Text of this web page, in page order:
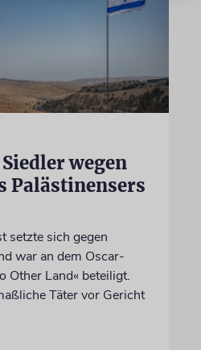
wegen
Palästinensers
setzte sich gegen
war an dem Oscar-
Other Land« beteiligt.
Täter vor Gericht